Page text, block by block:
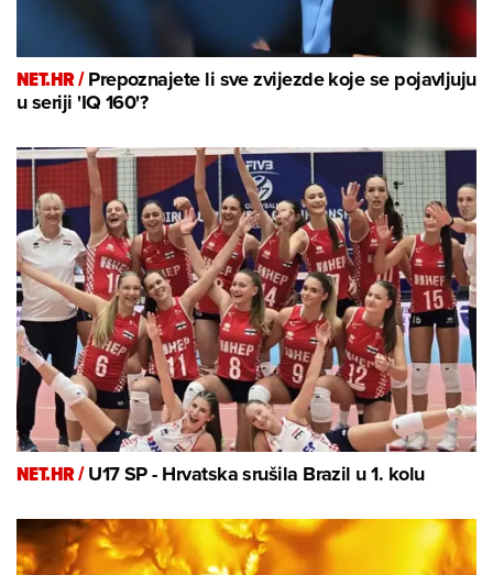
NET.HR /Prepoznajete li sve zvijezde koje se pojavljuju
u seriji 'IQ 160'?
NET.HR /U17 SP - Hrvatska srušila Brazil u 1. kolu